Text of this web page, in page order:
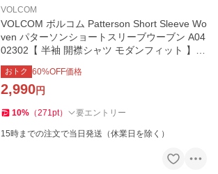
VOLCOM
VOLCOM ボルコム Patterson Short Sleeve Wo
ven パターソンショートスリーブウーブン A04
02302【 半袖 開襟シャツ モダンフィット 】
【メール便・代引不可】
おトク 60%OFF価格
2,990円
10% （271pt） 要エントリー
15時までの注文で当日発送（休業日を除く）